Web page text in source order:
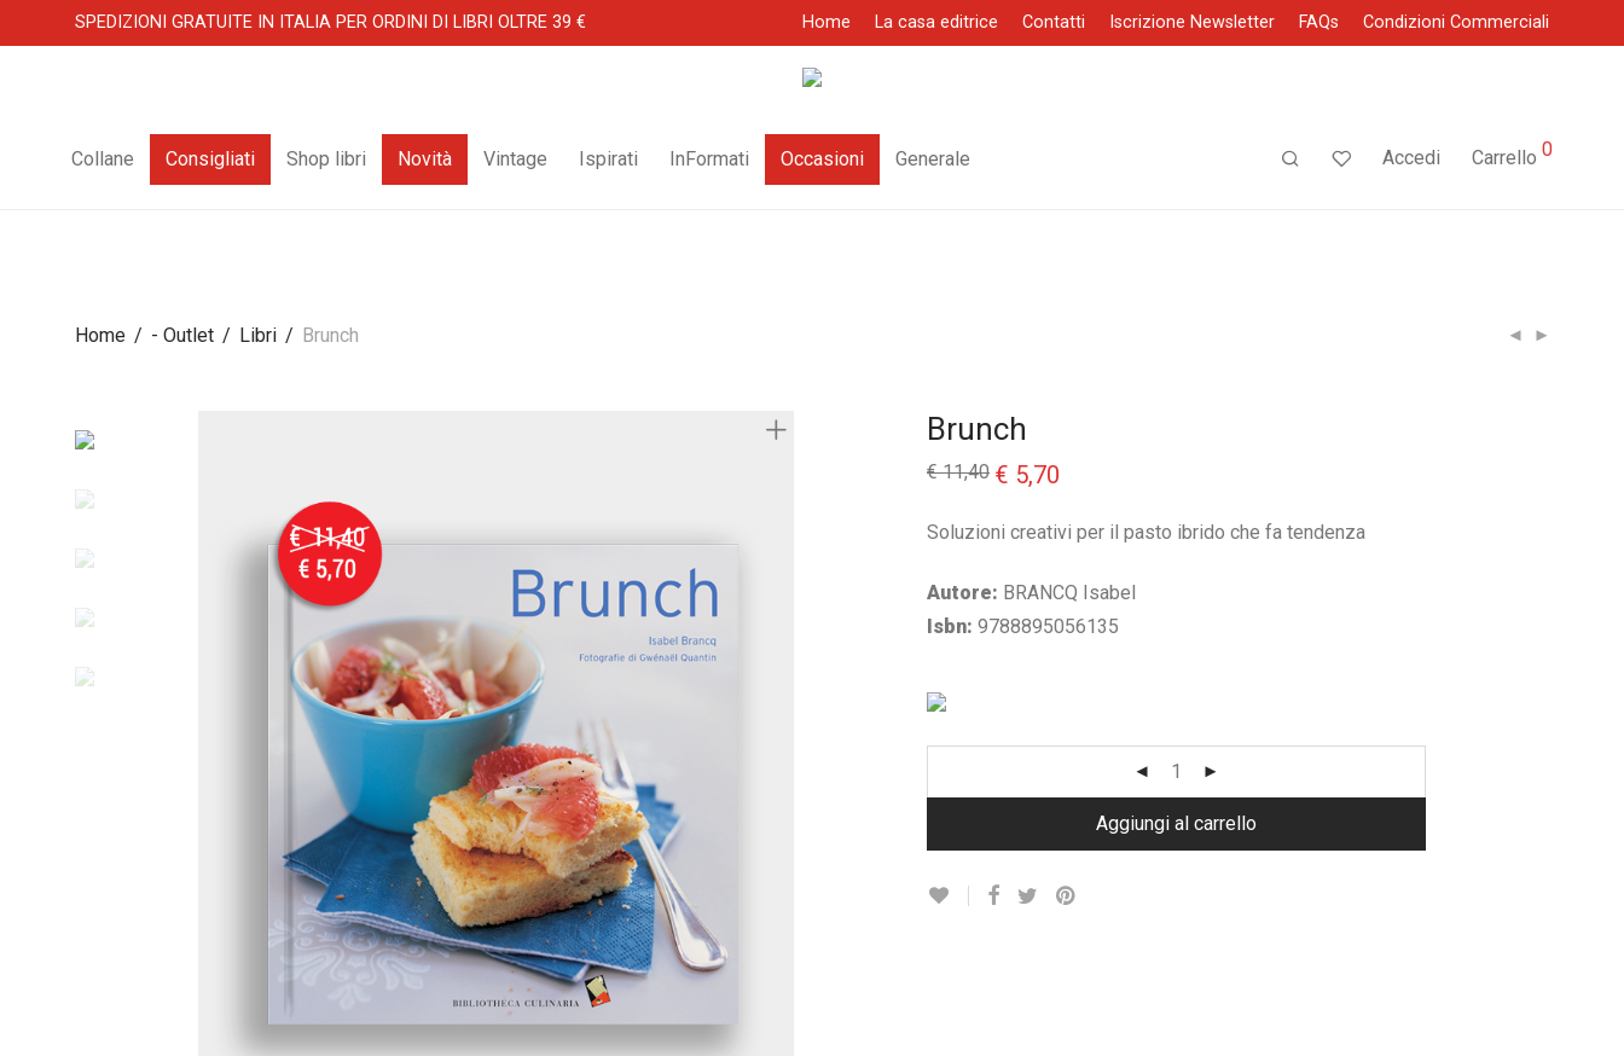
SPEDIZIONI GRATUITE IN ITALIA PER ORDINI DI LIBRI OLTRE 39 € Home La casa editrice Contatti Iscrizione Newsletter FAQs Condizioni Commerciali
Collane Consigliati Shop libri Novità Vintage Ispirati InFormati Occasioni Generale Accedi Carrello 0
Home / - Outlet / Libri / Brunch
Brunch
€11,40 Il
prezzo
era:
€ 5,70
è:
€ 5,70.
Soluzioni creativi per il pasto ibrido che fa tendenza
Autore: BRANCQ Isabel
Isbn: 9788895056135
Aggiungi al carrello